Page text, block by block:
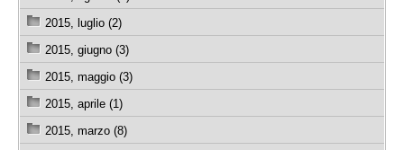
2015, luglio (2)
2015, giugno (3)
2015, maggio (3)
2015, aprile (1)
2015, marzo (8)